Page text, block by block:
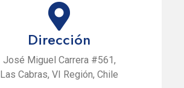
Dirección
José Miguel Carrera #561,
Las Cabras, VI Región, Chile